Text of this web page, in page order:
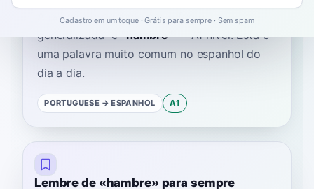
A palavra espanhola para“fome
generalizada”é “hambre”—A1 nível.Esta é
uma palavra muito comum no espanhol do
dia a dia.
PORTUGUESE → ESPANHOL A1
Lembre de «hambre» para sempre
Cadastro em um toque · Grátis para sempre · Sem spam